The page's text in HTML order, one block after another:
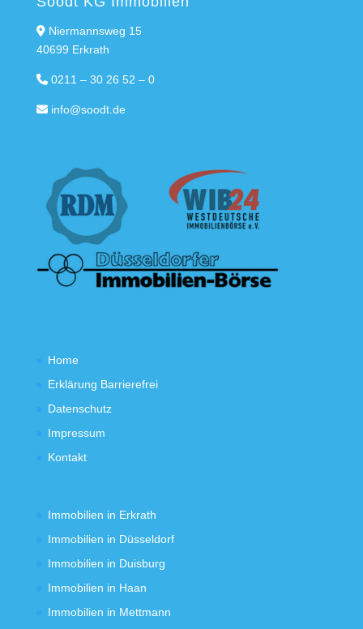
Niermannsweg 15
40699 Erkrath
0211 – 30 26 52 – 0
info@soodt.de
Home
Erklärung Barrierefrei
Datenschutz
Impressum
Kontakt
Immobilien in Erkrath
Immobilien in Düsseldorf
Immobilien in Duisburg
Immobilien in Haan
Immobilien in Mettmann